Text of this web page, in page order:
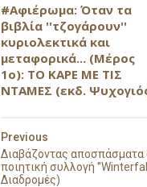
#Αφιέρωμα: Όταν τα
βιβλία ''τζογάρουν''
κυριολεκτικά και
μεταφορικά... (Μέρος
1ο): ΤΟ ΚΑΡΕ ΜΕ ΤΙΣ
ΝΤΑΜΕΣ (εκδ.
Previous
Διαβάζοντας αποσπάσματα
ποιητική συλλογή
Διαδρομές)